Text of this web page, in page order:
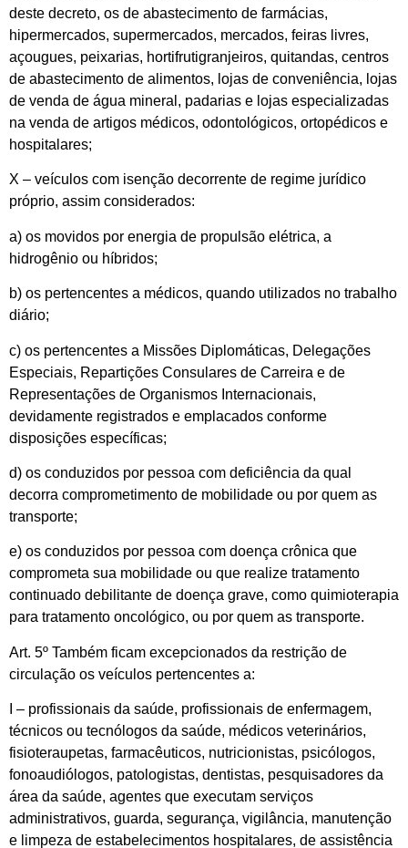
deste decreto, os de abastecimento de farmácias,
hipermercados, supermercados, mercados, feiras livres,
açougues, peixarias, hortifrutigranjeiros, quitandas, centros
de abastecimento de alimentos, lojas de conveniência, lojas
de venda de água mineral, padarias e lojas especializadas
na venda de artigos médicos, odontológicos, ortopédicos e
hospitalares;
X – veículos com isenção decorrente de regime jurídico
próprio, assim considerados:
a) os movidos por energia de propulsão elétrica, a
hidrogênio ou híbridos;
b) os pertencentes a médicos, quando utilizados no trabalho
diário;
c) os pertencentes a Missões Diplomáticas, Delegações
Especiais, Repartições Consulares de Carreira e de
Representações de Organismos Internacionais,
devidamente registrados e emplacados conforme
disposições específicas;
d) os conduzidos por pessoa com deficiência da qual
decorra comprometimento de mobilidade ou por quem as
transporte;
e) os conduzidos por pessoa com doença crônica que
comprometa sua mobilidade ou que realize tratamento
continuado debilitante de doença grave, como quimioterapia
para tratamento oncológico, ou por quem as transporte.
Art. 5º Também ficam excepcionados da restrição de
circulação os veículos pertencentes a:
I – profissionais da saúde, profissionais de enfermagem,
técnicos ou tecnólogos da saúde, médicos veterinários,
fisioteraupetas, farmacêuticos, nutricionistas, psicólogos,
fonoaudiólogos, patologistas, dentistas, pesquisadores da
área da saúde, agentes que executam serviços
administrativos, guarda, segurança, vigilância, manutenção
e limpeza de estabelecimentos hospitalares, de assistência